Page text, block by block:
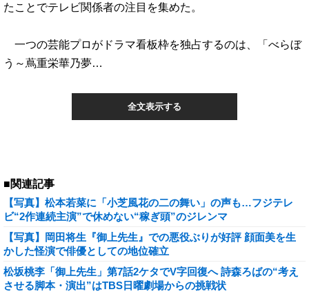
たことでテレビ関係者の注目を集めた。
一つの芸能プロがドラマ看板枠を独占するのは、「べらぼ
う～蔦重栄華乃夢…
全文表示する
■関連記事
【写真】松本若菜に「小芝風花の二の舞い」の声も…フジテレ
ビ“2作連続主演”で休めない“稼ぎ頭”のジレンマ
【写真】岡田将生『御上先生』での悪役ぶりが好評 顔面美を生
かした怪演で俳優としての地位確立
松坂桃李「御上先生」第7話2ケタでV字回復へ 詩森ろばの“考え
させる脚本・演出”はTBS日曜劇場からの挑戦状